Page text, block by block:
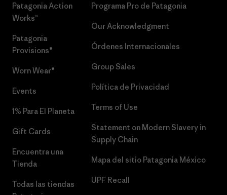
Patagonia Action
Works™
Patagonia
Provisions®
Worn Wear®
Events
1% Para El Planeta
Gift Cards
Encuentra una
Tienda
Todas las tiendas
Programa Pro de Patagonia
Our Acknowledgment
Órdenes Internacionales
Group Sales
Política de Privacidad
Terms of Use
Statement on Modern Slavery in
Supply Chain
Mapa del sitio Patagonia México
UPF Recall